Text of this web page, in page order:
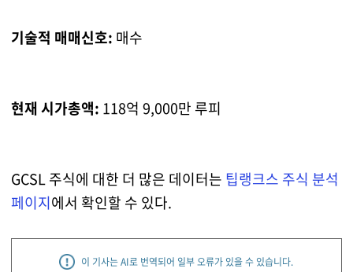
기술적 매매신호: 매수
현재 시가총액: 118억 9,000만 루피
GCSL 주식에 대한 더 많은 데이터는 팁랭크스 주식 분석
페이지에서 확인할 수 있다.
이 기사는 AI로 번역되어 일부 오류가 있을 수 있습니다.